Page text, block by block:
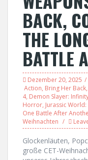
BACK,
THE
BATTLE
Dezember 20, 2025
Action, Bring Her Back,
4, Demon Slayer:
Horror, Jurassic
One Battle After
Weihnachten
Glockenläuten,
große CET-